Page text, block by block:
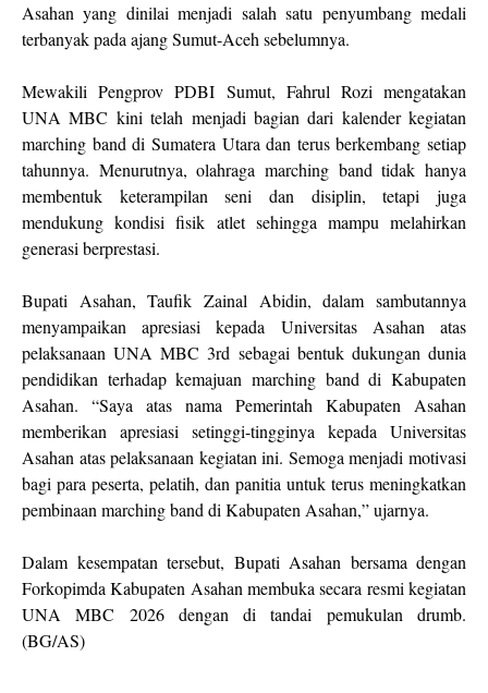
Asahan yang dinilai menjadi salah satu penyumbang medali
terbanyak pada ajang Sumut-Aceh sebelumnya.
Mewakili Pengprov PDBI Sumut, Fahrul Rozi mengatakan
UNA MBC kini telah menjadi bagian dari kalender kegiatan
marching band di Sumatera Utara dan terus berkembang setiap
tahunnya. Menurutnya, olahraga marching band tidak hanya
membentuk keterampilan seni dan disiplin, tetapi juga
mendukung kondisi fisik atlet sehingga mampu melahirkan
generasi berprestasi.
Bupati Asahan, Taufik Zainal Abidin, dalam sambutannya
menyampaikan apresiasi kepada Universitas Asahan atas
pelaksanaan UNA MBC 3rd sebagai bentuk dukungan dunia
pendidikan terhadap kemajuan marching band di Kabupaten
Asahan. “Saya atas nama Pemerintah Kabupaten Asahan
memberikan apresiasi setinggi-tingginya kepada Universitas
Asahan atas pelaksanaan kegiatan ini. Semoga menjadi motivasi
bagi para peserta, pelatih, dan panitia untuk terus meningkatkan
pembinaan marching band di Kabupaten Asahan,” ujarnya.
Dalam kesempatan tersebut, Bupati Asahan bersama dengan
Forkopimda Kabupaten Asahan membuka secara resmi kegiatan
UNA MBC 2026 dengan di tandai pemukulan drumb.
(BG/AS)